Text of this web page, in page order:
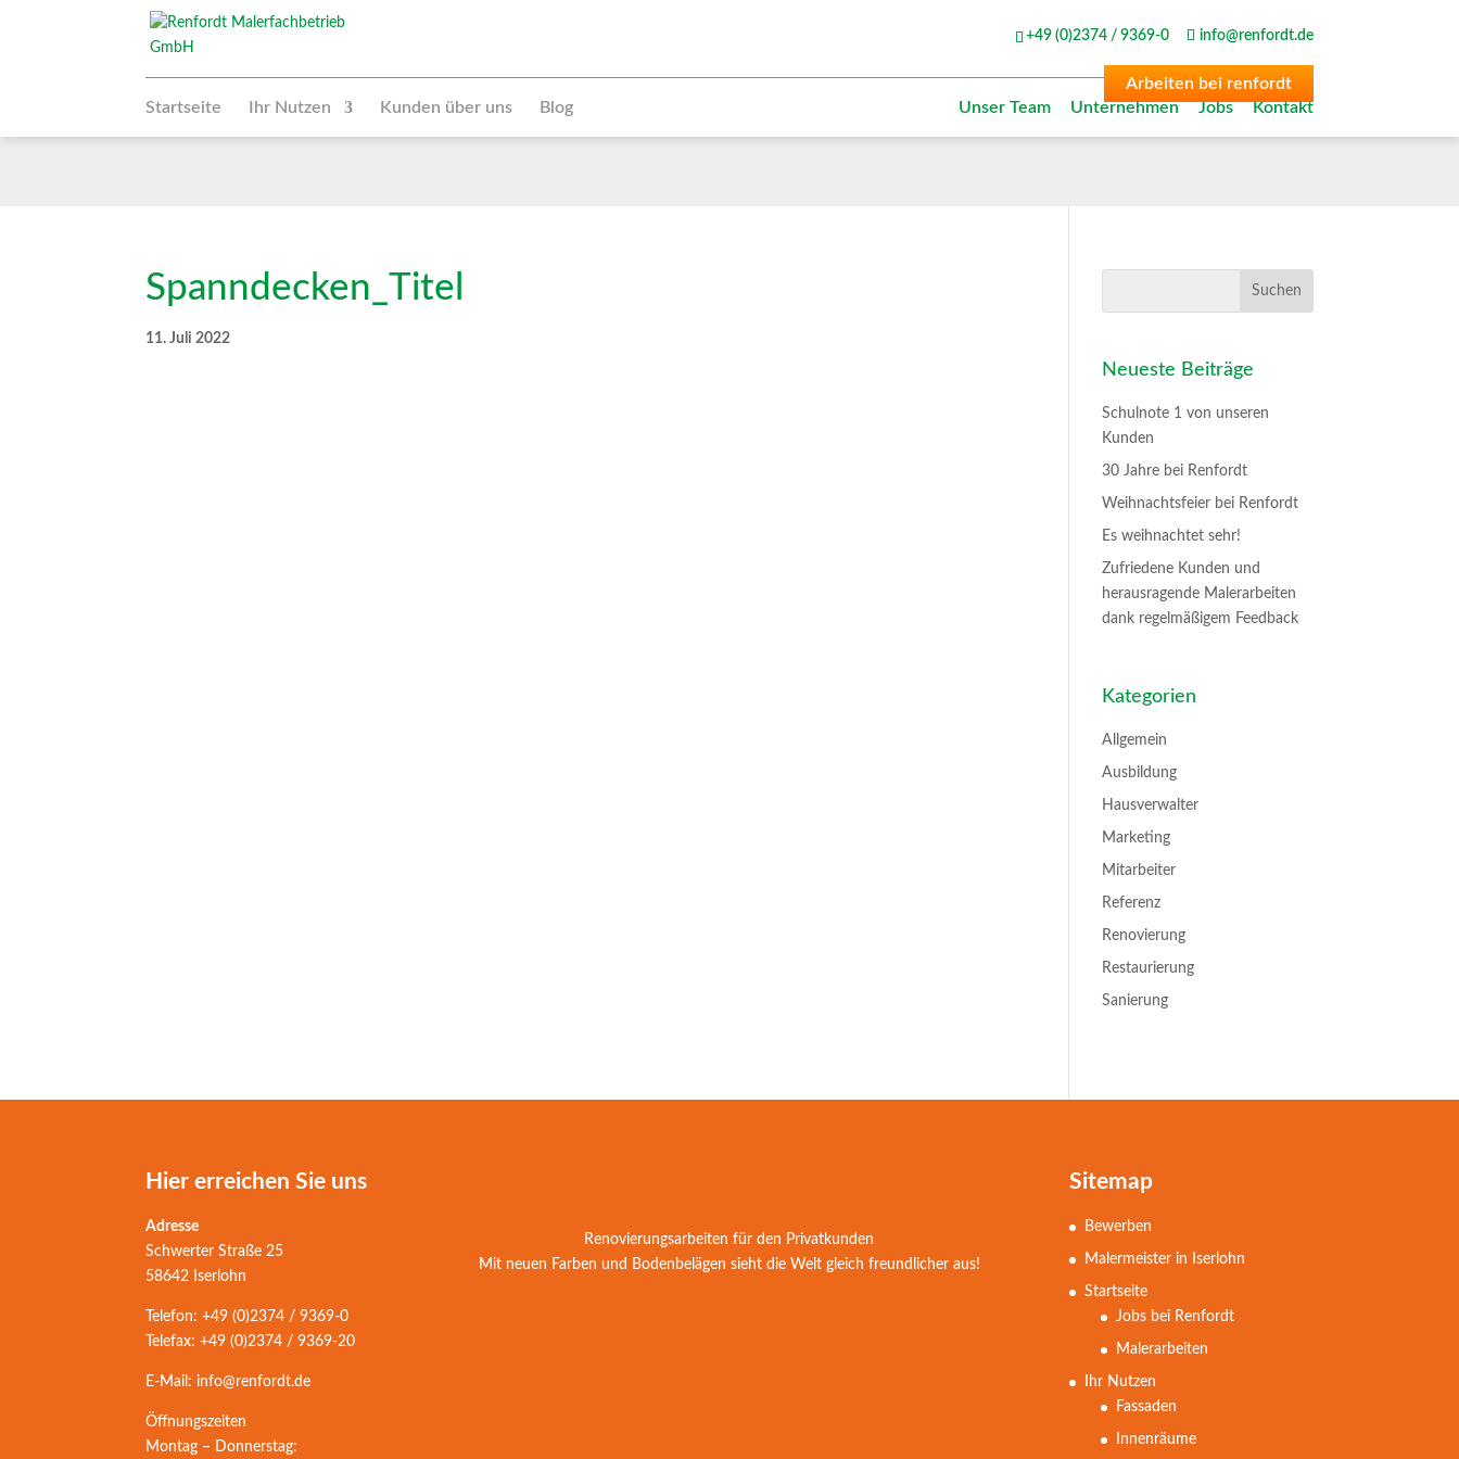
+49 (0)2374 / 9369-0 info@renfordt.de
Arbeiten bei renfordt
Startseite
Ihr Nutzen Kunden über uns Blog Unser Team Unternehmen Jobs Kontakt
Spanndecken_Titel
11. Juli 2022
Neueste Beiträge
Schulnote 1 von unseren
Kunden
30 Jahre bei Renfordt
Weihnachtsfeier bei Renfordt
Es weihnachtet sehr!
Zufriedene Kunden und
herausragende Malerarbeiten
dank regelmäßigem Feedback
Kategorien
Allgemein
Ausbildung
Hausverwalter
Marketing
Mitarbeiter
Referenz
Renovierung
Restaurierung
Sanierung
Hier erreichen Sie uns
Adresse
Schwerter Straße 25
58642 Iserlohn
Telefon: +49 (0)2374 / 9369-0
Telefax: +49 (0)2374 / 9369-20
E-Mail: info@renfordt.de
Öffnungszeiten
Montag – Donnerstag:
Renovierungsarbeiten für den Privatkunden
Mit neuen Farben und Bodenbelägen sieht die Welt gleich freundlicher aus!
Sitemap
Bewerben
Malermeister in Iserlohn
Startseite
Jobs bei Renfordt
Malerarbeiten
Ihr Nutzen
Fassaden
Innenräume